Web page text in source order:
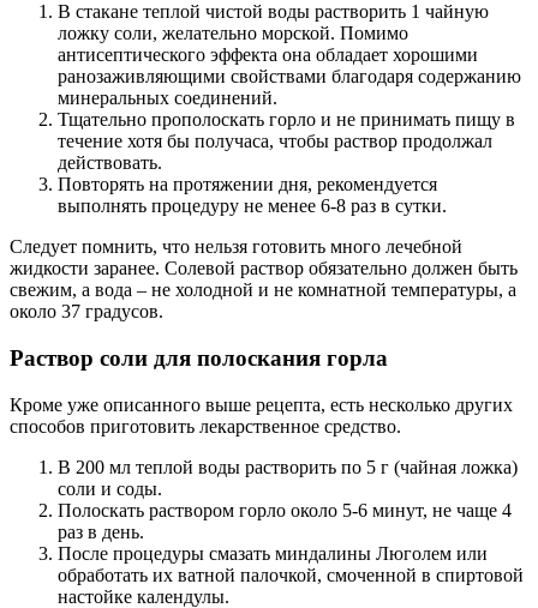
В стакане теплой чистой воды растворить 1 чайную
ложку соли, желательно морской. Помимо
антисептического эффекта она обладает хорошими
ранозаживляющими свойствами благодаря содержанию
минеральных соединений.
Тщательно прополоскать горло и не принимать пищу в
течение хотя бы получаса, чтобы раствор продолжал
действовать.
Повторять на протяжении дня, рекомендуется
выполнять процедуру не менее 6-8 раз в сутки.
Следует помнить, что нельзя готовить много лечебной
жидкости заранее. Солевой раствор обязательно должен быть
свежим, а вода – не холодной и не комнатной температуры, а
около 37 градусов.
Раствор соли для полоскания горла
Кроме уже описанного выше рецепта, есть несколько других
способов приготовить лекарственное средство.
В 200 мл теплой воды растворить по 5 г (чайная ложка)
соли и соды.
Полоскать раствором горло около 5-6 минут, не чаще 4
раз в день.
После процедуры смазать миндалины Люголем или
обработать их ватной палочкой, смоченной в спиртовой
настойке календулы.